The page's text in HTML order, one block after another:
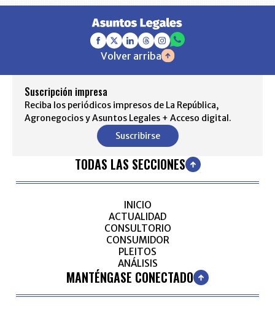
Volver arriba
Suscripción impresa
Reciba los periódicos impresos de La República,
Agronegocios y Asuntos Legales + Acceso digital.
Suscribirse
TODAS LAS SECCIONES
INICIO
ACTUALIDAD
CONSULTORIO
CONSUMIDOR
PLEITOS
ANÁLISIS
MANTÉNGASE CONECTADO